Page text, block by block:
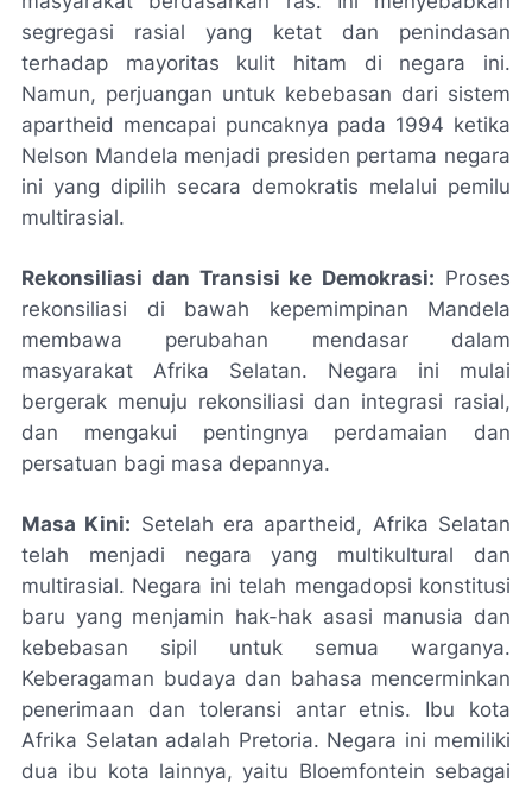
segregasi rasial yang ketat dan penindasan
terhadap mayoritas kulit hitam di negara ini.
Namun, perjuangan untuk kebebasan dari sistem
apartheid mencapai puncaknya pada 1994 ketika
Nelson Mandela menjadi presiden pertama negara
ini yang dipilih secara demokratis melalui pemilu
multirasial.
Rekonsiliasi dan Transisi ke Demokrasi: Proses
rekonsiliasi di bawah kepemimpinan Mandela
membawa perubahan mendasar dalam
masyarakat Afrika Selatan. Negara ini mulai
bergerak menuju rekonsiliasi dan integrasi rasial,
dan mengakui pentingnya perdamaian dan
persatuan bagi masa depannya.
Masa Kini: Setelah era apartheid, Afrika Selatan
telah menjadi negara yang multikultural dan
multirasial. Negara ini telah mengadopsi konstitusi
baru yang menjamin hak-hak asasi manusia dan
kebebasan sipil untuk semua warganya.
Keberagaman budaya dan bahasa mencerminkan
penerimaan dan toleransi antar etnis. Ibu kota
Afrika Selatan adalah Pretoria. Negara ini memiliki
dua ibu kota lainnya, yaitu Bloemfontein sebagai